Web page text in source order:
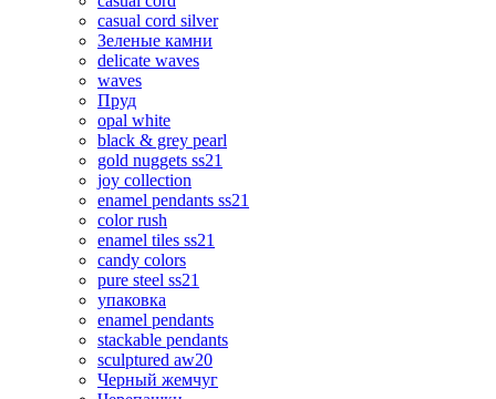
casual cord silver
Зеленые камни
delicate waves
waves
Пруд
opal white
black & grey pearl
gold nuggets ss21
joy collection
enamel pendants ss21
color rush
enamel tiles ss21
candy colors
pure steel ss21
упаковка
enamel pendants
stackable pendants
sculptured aw20
Черный жемчуг